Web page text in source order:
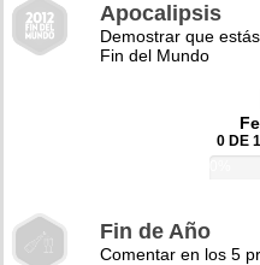
Apocalipsis
Demostrar que
Fin del Mundo
0 DE
Fin de Año
Comentar en los 5